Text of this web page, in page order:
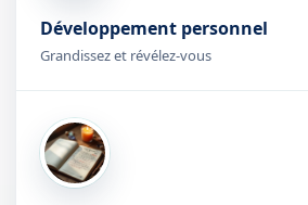
Développement personnel
Grandissez et révélez-vous